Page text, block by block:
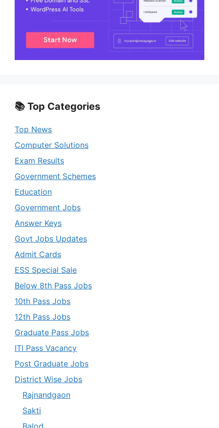
📚 Top Categories
Top News
Computer Solutions
Exam Results
Government Schemes
Education
Government Jobs
Answer Keys
Govt Jobs Updates
Admit Cards
ESS Special Sale
Below 8th Pass Jobs
10th Pass Jobs
12th Pass Jobs
Graduate Pass Jobs
ITI Pass Vacancy
Post Graduate Jobs
District Wise Jobs
Rajnandgaon
Sakti